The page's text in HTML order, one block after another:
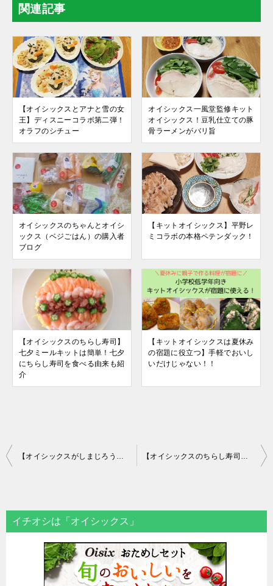
関連記事
【オイシックスとアナと雪の女
王】ディスニーコラボ第二弾！
オラフのシチュー
オイシックス一風堂監修キット
オイシックス！豆乳仕立ての豚
骨ラーメンがバリ旨
オイシックスのちゃんとオイシ
ックス（ベジごはん）の購入者
ブログ
【キットオイシックス】平野レ
ミコラボの本格ペテンダック！
【オイシックスのちらし寿司】
七夕ミールキットは簡単！七夕
にちらし寿司を食べる由来も紹
介
【キットオイシックスは夏休み
の宿題に役立つ】手軽でおいし
いだけじゃない！！
投
ビ
ゲ
【オイシックスがしまじろうとコラボ】20分で完成の定番ビビンバ！キットオイシックスはコスパ良し 【オイシックスのちらし寿司】七夕ミールキットは簡単！七夕にちらし寿司を食べる由来も紹介
イチオシは「オイシックス」